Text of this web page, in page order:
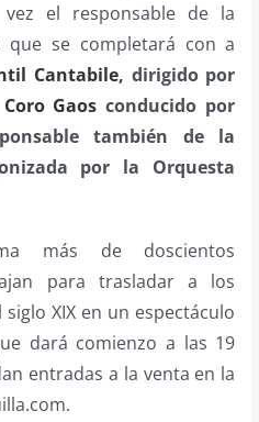
el responsable de la
que se completará con a
Cantabile, dirigido por
Coro Gaos conducido por
también de la
por la Orquesta
más de doscientos
para trasladar a los
XIX en un espectáculo
dará comienzo a las 19
entradas a la venta en la